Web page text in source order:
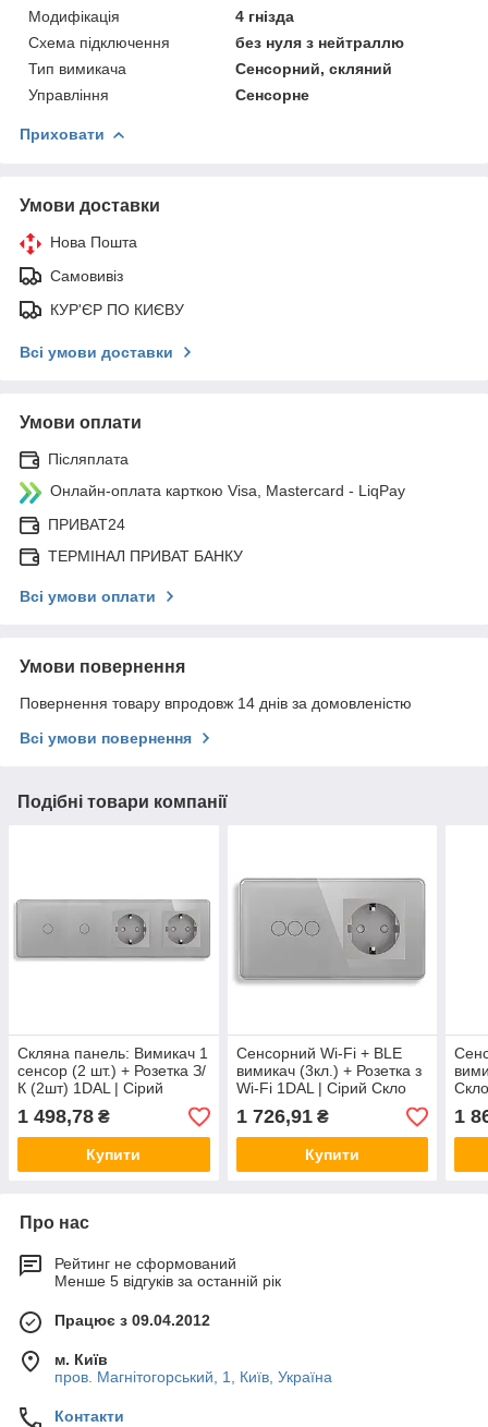
Модифікація
4 гнізда
Схема підключення
без нуля з нейтраллю
Тип вимикача
Сенсорний, скляний
Управління
Сенсорне
Приховати
Умови доставки
Нова Пошта
Самовивіз
КУР'ЄР ПО КИЄВУ
Всі умови доставки
Умови оплати
Післяплата
Онлайн-оплата карткою Visa, Mastercard - LiqPay
ПРИВАТ24
ТЕРМІНАЛ ПРИВАТ БАНКУ
Всі умови оплати
Умови повернення
Повернення товару впродовж 14 днів за домовленістю
Всі умови повернення
Подібні товари компанії
Скляна панель: Вимикач 1
сенсор (2 шт.) + Розетка З/
К (2шт) 1DAL | Сірий
(G299D-SW1GX2-
STX2.GR)
1 498,78 ₴
Купити
Сенсорний Wi-Fi + BLE
вимикач (3кл.) + Розетка з
Wi-Fi 1DAL | Сірий Скло
(G157D-SW3G.WF-
ST.WF.GR)
1 726,91₴
Купити
1
Про нас
Рейтинг не сформований
Менше 5 відгуків за останній рік
Працює з 09.04.2012
м. Київ
пров. Магнітогорський, 1, Київ, Україна
Контакти